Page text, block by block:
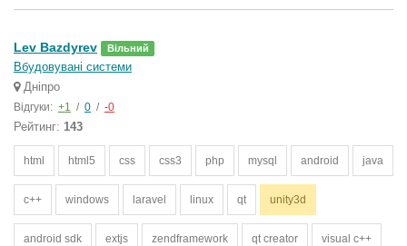
Lev Bazdyrev Вільний
Вбудовувані системи
Дніпро
Відгуки: +1 / 0 / -0
Рейтинг: 143
html html5 css css3 php mysql android java
c++ windows laravel linux qt unity3d
android sdk extjs zendframework qt creator visual c++